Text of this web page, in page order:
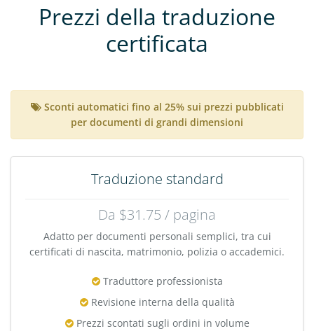
Prezzi della traduzione
certificata
Sconti automatici fino al 25% sui prezzi pubblicati
per documenti di grandi dimensioni
Traduzione standard
Da $31.75 / pagina
Adatto per documenti personali semplici, tra cui
certificati di nascita, matrimonio, polizia o accademici.
Traduttore professionista
Revisione interna della qualità
Prezzi scontati sugli ordini in volume